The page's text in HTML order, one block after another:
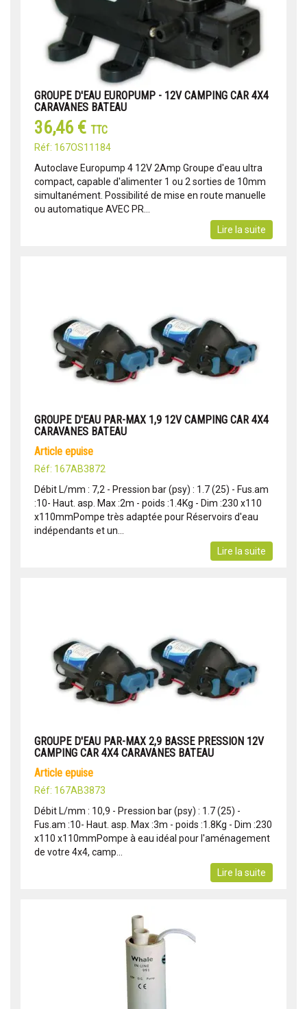
GROUPE D'EAU EUROPUMP - 12V CAMPING CAR 4X4
CARAVANES BATEAU
36,46 € TTC
Réf: 167OS11184
Autoclave Europump 4 12V 2Amp Groupe d'eau ultra
compact, capable d'alimenter 1 ou 2 sorties de 10mm
simultanément. Possibilité de mise en route manuelle
ou automatique AVEC PR...
Lire la suite
GROUPE D'EAU PAR-MAX 1,9 12V CAMPING CAR 4X4
CARAVANES BATEAU
article epuise
Réf: 167AB3872
Débit L/mm : 7,2 - Pression bar (psy) : 1.7 (25) - Fus.am
:10- Haut. asp. Max :2m - poids :1.4Kg - Dim :230 x110
x110mmPompe très adaptée pour Réservoirs d'eau
indépendants et un...
Lire la suite
GROUPE D'EAU PAR-MAX 2,9 BASSE PRESSION 12V
CAMPING CAR 4X4 CARAVANES BATEAU
article epuise
Réf: 167AB3873
Débit L/mm : 10,9 - Pression bar (psy) : 1.7 (25) -
Fus.am :10- Haut. asp. Max :3m - poids :1.8Kg - Dim :230
x110 x110mmPompe à eau idéal pour l'aménagement
de votre 4x4, camp...
Lire la suite